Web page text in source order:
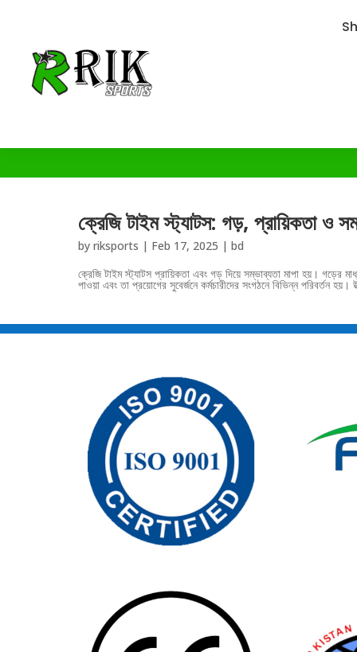
ক্রেজি টাইম স্ট্যাটস: গড়, প্রায়িকতা ও
by riksports | Feb 17, 2025 | bd
ক্রেজি টাইম স্ট্যাটস প্রায়িকতা এবং গড় দিয়ে সম্ভাব্যতা মাপা হয়। গড়ের
পাওয়া এবং তা প্রয়োগের সুবের্জনে কর্মচারীদের সংগঠনে বিভিন্ন পরিবর্তন হয়।